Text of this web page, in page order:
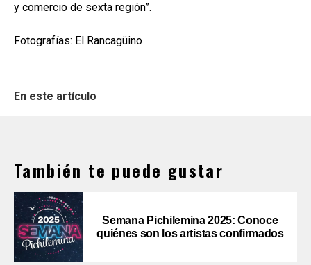
y comercio de sexta región”.
Fotografías: El Rancagüino
En este artículo
También te puede gustar
Semana Pichilemina 2025: Conoce
quiénes son los artistas confirmados